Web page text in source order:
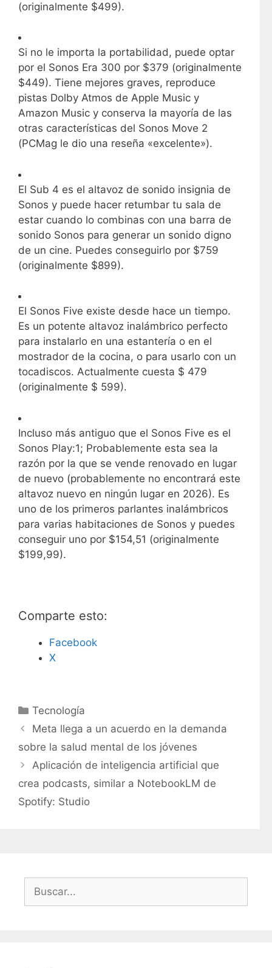
(originalmente $499).
Si no le importa la portabilidad, puede optar
por el Sonos Era 300 por $379 (originalmente
$449). Tiene mejores graves, reproduce
pistas Dolby Atmos de Apple Music y
Amazon Music y conserva la mayoría de las
otras características del Sonos Move 2
(PCMag le dio una reseña «excelente»).
El Sub 4 es el altavoz de sonido insignia de
Sonos y puede hacer retumbar tu sala de
estar cuando lo combinas con una barra de
sonido Sonos para generar un sonido digno
de un cine. Puedes conseguirlo por $759
(originalmente $899).
El Sonos Five existe desde hace un tiempo.
Es un potente altavoz inalámbrico perfecto
para instalarlo en una estantería o en el
mostrador de la cocina, o para usarlo con un
tocadiscos. Actualmente cuesta $ 479
(originalmente $ 599).
Incluso más antiguo que el Sonos Five es el
Sonos Play:1; Probablemente esta sea la
razón por la que se vende renovado en lugar
de nuevo (probablemente no encontrará este
altavoz nuevo en ningún lugar en 2026). Es
uno de los primeros parlantes inalámbricos
para varias habitaciones de Sonos y puedes
conseguir uno por $154,51 (originalmente
$199,99).
Comparte esto:
Facebook
X
C
a
e
g
o
r
Tecnología
Meta llega a un acuerdo en la demanda
sobre la salud mental de los jóvenes
Aplicación de inteligencia artificial que
crea podcasts, similar a NotebookLM de
Spotify: Studio